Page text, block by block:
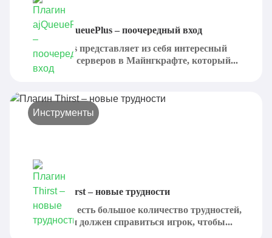
Плагин ajQueuePlus – поочередный вход
ajQueuePlus представляет из себя интересный
плагин для серверов в Майнгкрафте, который...
Инструменты
Плагин Thirst – новые трудности
В Minecraft есть большое количество трудностей,
с которыми должен справиться игрок, чтобы...